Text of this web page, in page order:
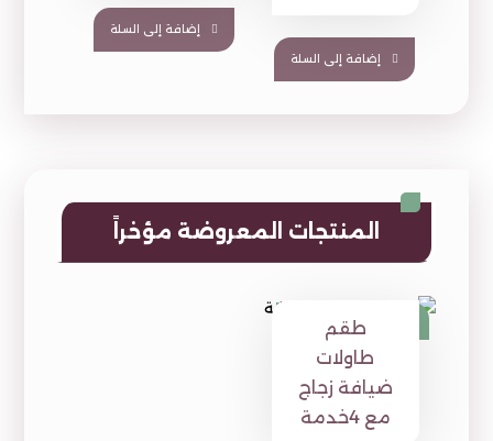
إضافة إلى السلة
إضافة إلى السلة
المنتجات المعروضة مؤخراً
طقم
طاولات
ضيافة زجاج
مع 4خدمة
⃁
1,590